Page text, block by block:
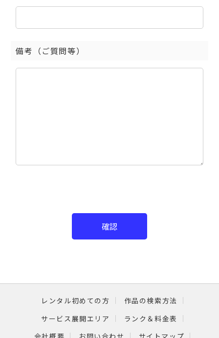
備考（ご質問等）
確認
レンタル初めての方
作品の検索方法
サービス展開エリア
ランク＆料金表